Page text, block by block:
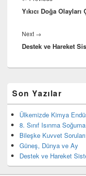
post:
Yıkıcı Doğa Olayları
Next →
post:
Destek ve Hareket
yan
bar
eklenti
bölgesi
Son Yazılar
Ülkemizde Kimya
8. Sınıf Isınma
Bileşke Kuvvet Soruları
Güneş, Dünya ve Ay
Destek ve Hareket